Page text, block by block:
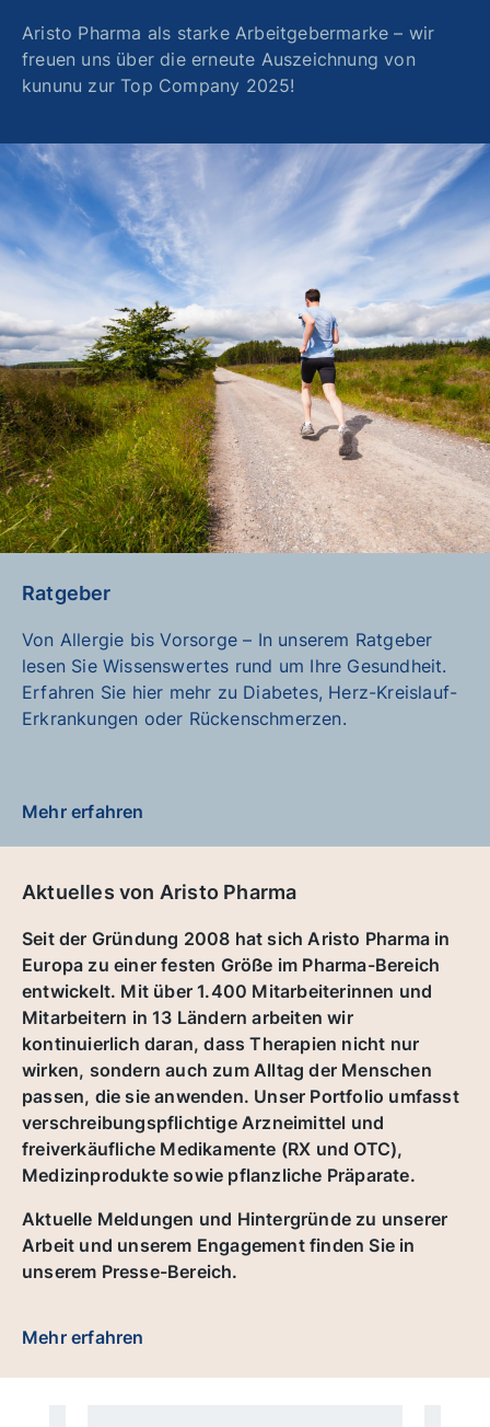
Aristo Pharma als starke Arbeitgebermarke – wir
freuen uns über die erneute Auszeichnung von
kununu zur Top Company 2025!
Ratgeber
Von Allergie bis Vorsorge – In unserem Ratgeber
lesen Sie Wissenswertes rund um Ihre Gesundheit.
Erfahren Sie hier mehr zu Diabetes, Herz-Kreislauf-
Erkrankungen oder Rückenschmerzen.
Mehr erfahren
Aktuelles von Aristo Pharma
Seit der Gründung 2008 hat sich Aristo Pharma in
Europa zu einer festen Größe im Pharma-Bereich
entwickelt. Mit über 1.400 Mitarbeiterinnen und
Mitarbeitern in 13 Ländern arbeiten wir
kontinuierlich daran, dass Therapien nicht nur
wirken, sondern auch zum Alltag der Menschen
passen, die sie anwenden. Unser Portfolio umfasst
verschreibungspflichtige Arzneimittel und
freiverkäufliche Medikamente (RX und OTC),
Medizinprodukte sowie pflanzliche Präparate.
Aktuelle Meldungen und Hintergründe zu unserer
Arbeit und unserem Engagement finden Sie in
unserem Presse-Bereich.
Mehr erfahren